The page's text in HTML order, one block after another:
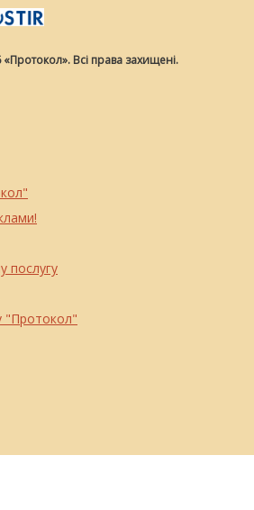
Всі права захищені.
послугу
"Протокол"